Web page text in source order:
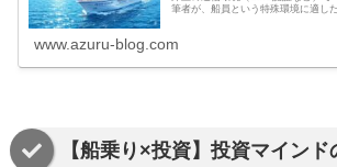
筆者が、船員という特殊環境に適し
www.azuru-blog.com
【船乗り×投資】投資マインド